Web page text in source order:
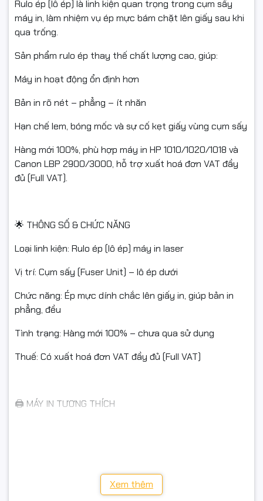
Rulo ép (lô ép) là linh kiện quan trọng trong cụm sấy
máy in, làm nhiệm vụ ép mực bám chặt lên giấy sau khi
qua trống.
Sản phẩm rulo ép thay thế chất lượng cao, giúp:
Máy in hoạt động ổn định hơn
Bản in rõ nét – phẳng – ít nhăn
Hạn chế lem, bóng mốc và sự cố kẹt giấy vùng cụm sấy
Hàng mới 100%, phù hợp máy in HP 1010/1020/1018 và
Canon LBP 2900/3000, hỗ trợ xuất hoá đơn VAT đầy
đủ (Full VAT).
🌟 THÔNG SỐ & CHỨC NĂNG
Loại linh kiện: Rulo ép (lô ép) máy in laser
Vị trí: Cụm sấy (Fuser Unit) – lô ép dưới
Chức năng: Ép mực dính chắc lên giấy in, giúp bản in
phẳng, đều
Tình trạng: Hàng mới 100% – chưa qua sử dụng
Thuế: Có xuất hoá đơn VAT đầy đủ (Full VAT)
🖨 MÁY IN TƯƠNG THÍCH
Xem thêm